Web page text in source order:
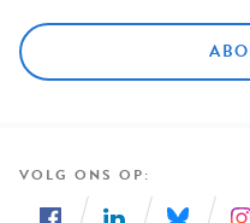
VOLG ONS OP